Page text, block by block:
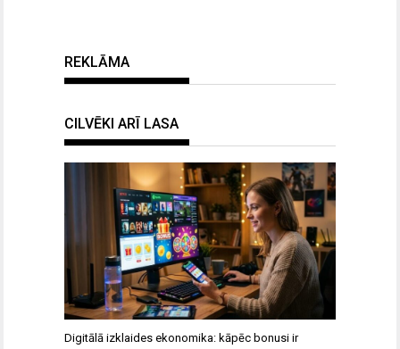
REKLĀMA
CILVĒKI ARĪ LASA
Digitālā izklaides ekonomika: kāpēc bonusi ir